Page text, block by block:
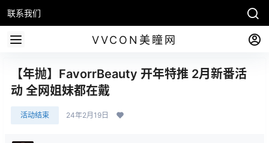
联系我们
VVCON美瞳网
【年抛】FavorrBeauty 开年特推 2月新番活
动 全网姐妹都在戴
活动结束 24年2月19日